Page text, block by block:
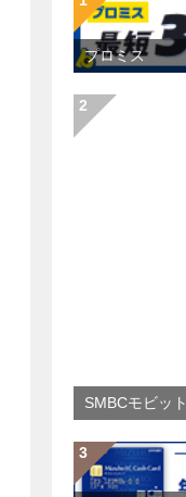
プロミス
SMBCモビット